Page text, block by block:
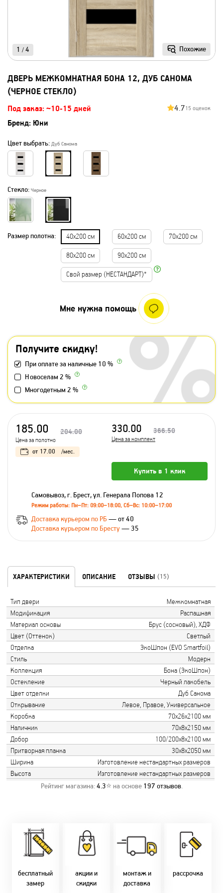
Похожие
1 / 4
ДВЕРЬ МЕЖКОМНАТНАЯ БОНА 12, ДУБ САНОМА
(ЧЕРНОЕ СТЕКЛО)
Под заказ: ~10-15 дней 4.715 оценок
Бренд: Юни
Цвет выбрать: Дуб Санома
Стекло: Черное
Размер полотна: 40х200 см 60х200 см 70х200 см
80х200 см 90х200 см
Свой размер (НЕСТАНДАРТ)*
Получите скидку!
При оплате за наличные 10 %
Новоселам 2 %
Многодетным 2 %
Мне нужна помощь
185.00 204.00
Цена за полотно
330.00 366.50
Цена за комплект
от 17.00 /мес.
Купить в 1 клик
Самовывоз, г. Брест, ул. Генерала Попова 12
Режим работы: Пн–Пт: 09:00–18:00, Сб–Вс: 10:00–17:00
Доставка курьером по РБ — от 40
Доставка курьером по Бресту— 35
ХАРАКТЕРИСТИКИ ОПИСАНИЕ ОТЗЫВЫ (15)
Тип двери
Межкомнатная
Модификация
Распашная
Материал основы
Брус (сосновый), ХДФ
Цвет (Оттенок)
Светлый
Отделка
ЭкоШпон (EVO Smartfoil)
Стиль
Модерн
Коллекция
Бона (ЭкоШпон)
Остекление
Черный лакобель
Цвет отделки
Дуб Санома
Открывание
Левое, Правое, Универсальное
Коробка
70х26х2100 мм
Наличник
70х8х2150 мм
Добор
100/200х8х2100 мм
Притворная планка
30х8х2050 мм
Ширина
Изготовление нестандартных размеров
Высота
Изготовление нестандартных размеров
Рейтинг магазина:4.3⭐ на основе 197 отзывов.
бесплатный
замер
Замер бесплатно!
Оперативно!
День-в-день или
на следующий!
заказать по
10-40, (Viber)
акции и
скидки
Скидки:
-новоселам - 2%
-многодетным -
2%
наличными - 10%
монтаж и
доставка
фурнитуры.
Качественный
монтаж дверей,
окон и мебели.
Беларуси.
В удобное для Вас
рассрочка
Микс
2-36 мес
Магнит-5 мес.
Смарт - 4 мес.
FUN - 4 мес.